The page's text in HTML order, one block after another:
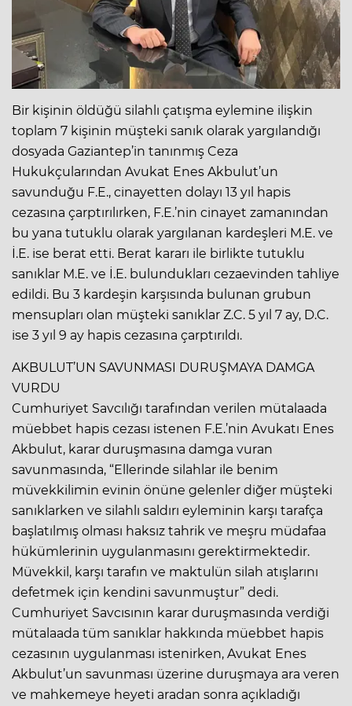
Bir kişinin öldüğü silahlı çatışma eylemine ilişkin
toplam 7 kişinin müşteki sanık olarak yargılandığı
dosyada Gaziantep’in tanınmış Ceza
Hukukçularından Avukat Enes Akbulut’un
savunduğu F.E., cinayetten dolayı 13 yıl hapis
cezasına çarptırılırken, F.E.’nin cinayet zamanından
bu yana tutuklu olarak yargılanan kardeşleri M.E. ve
İ.E. ise berat etti. Berat kararı ile birlikte tutuklu
sanıklar M.E. ve İ.E. bulundukları cezaevinden tahliye
edildi. Bu 3 kardeşin karşısında bulunan grubun
mensupları olan müşteki sanıklar Z.C. 5 yıl 7 ay, D.C.
ise 3 yıl 9 ay hapis cezasına çarptırıldı.
AKBULUT’UN SAVUNMASI DURUŞMAYA DAMGA
VURDU
Cumhuriyet Savcılığı tarafından verilen mütalaada
müebbet hapis cezası istenen F.E.’nin Avukatı Enes
Akbulut, karar duruşmasına damga vuran
savunmasında, “Ellerinde silahlar ile benim
müvekkilimin evinin önüne gelenler diğer müşteki
sanıklarken ve silahlı saldırı eyleminin karşı tarafça
başlatılmış olması haksız tahrik ve meşru müdafaa
hükümlerinin uygulanmasını gerektirmektedir.
Müvekkil, karşı tarafın ve maktulün silah atışlarını
defetmek için kendini savunmuştur” dedi.
Cumhuriyet Savcısının karar duruşmasında verdiği
mütalaada tüm sanıklar hakkında müebbet hapis
cezasının uygulanması istenirken, Avukat Enes
Akbulut’un savunması üzerine duruşmaya ara veren
ve mahkemeye heyeti aradan sonra açıkladığı